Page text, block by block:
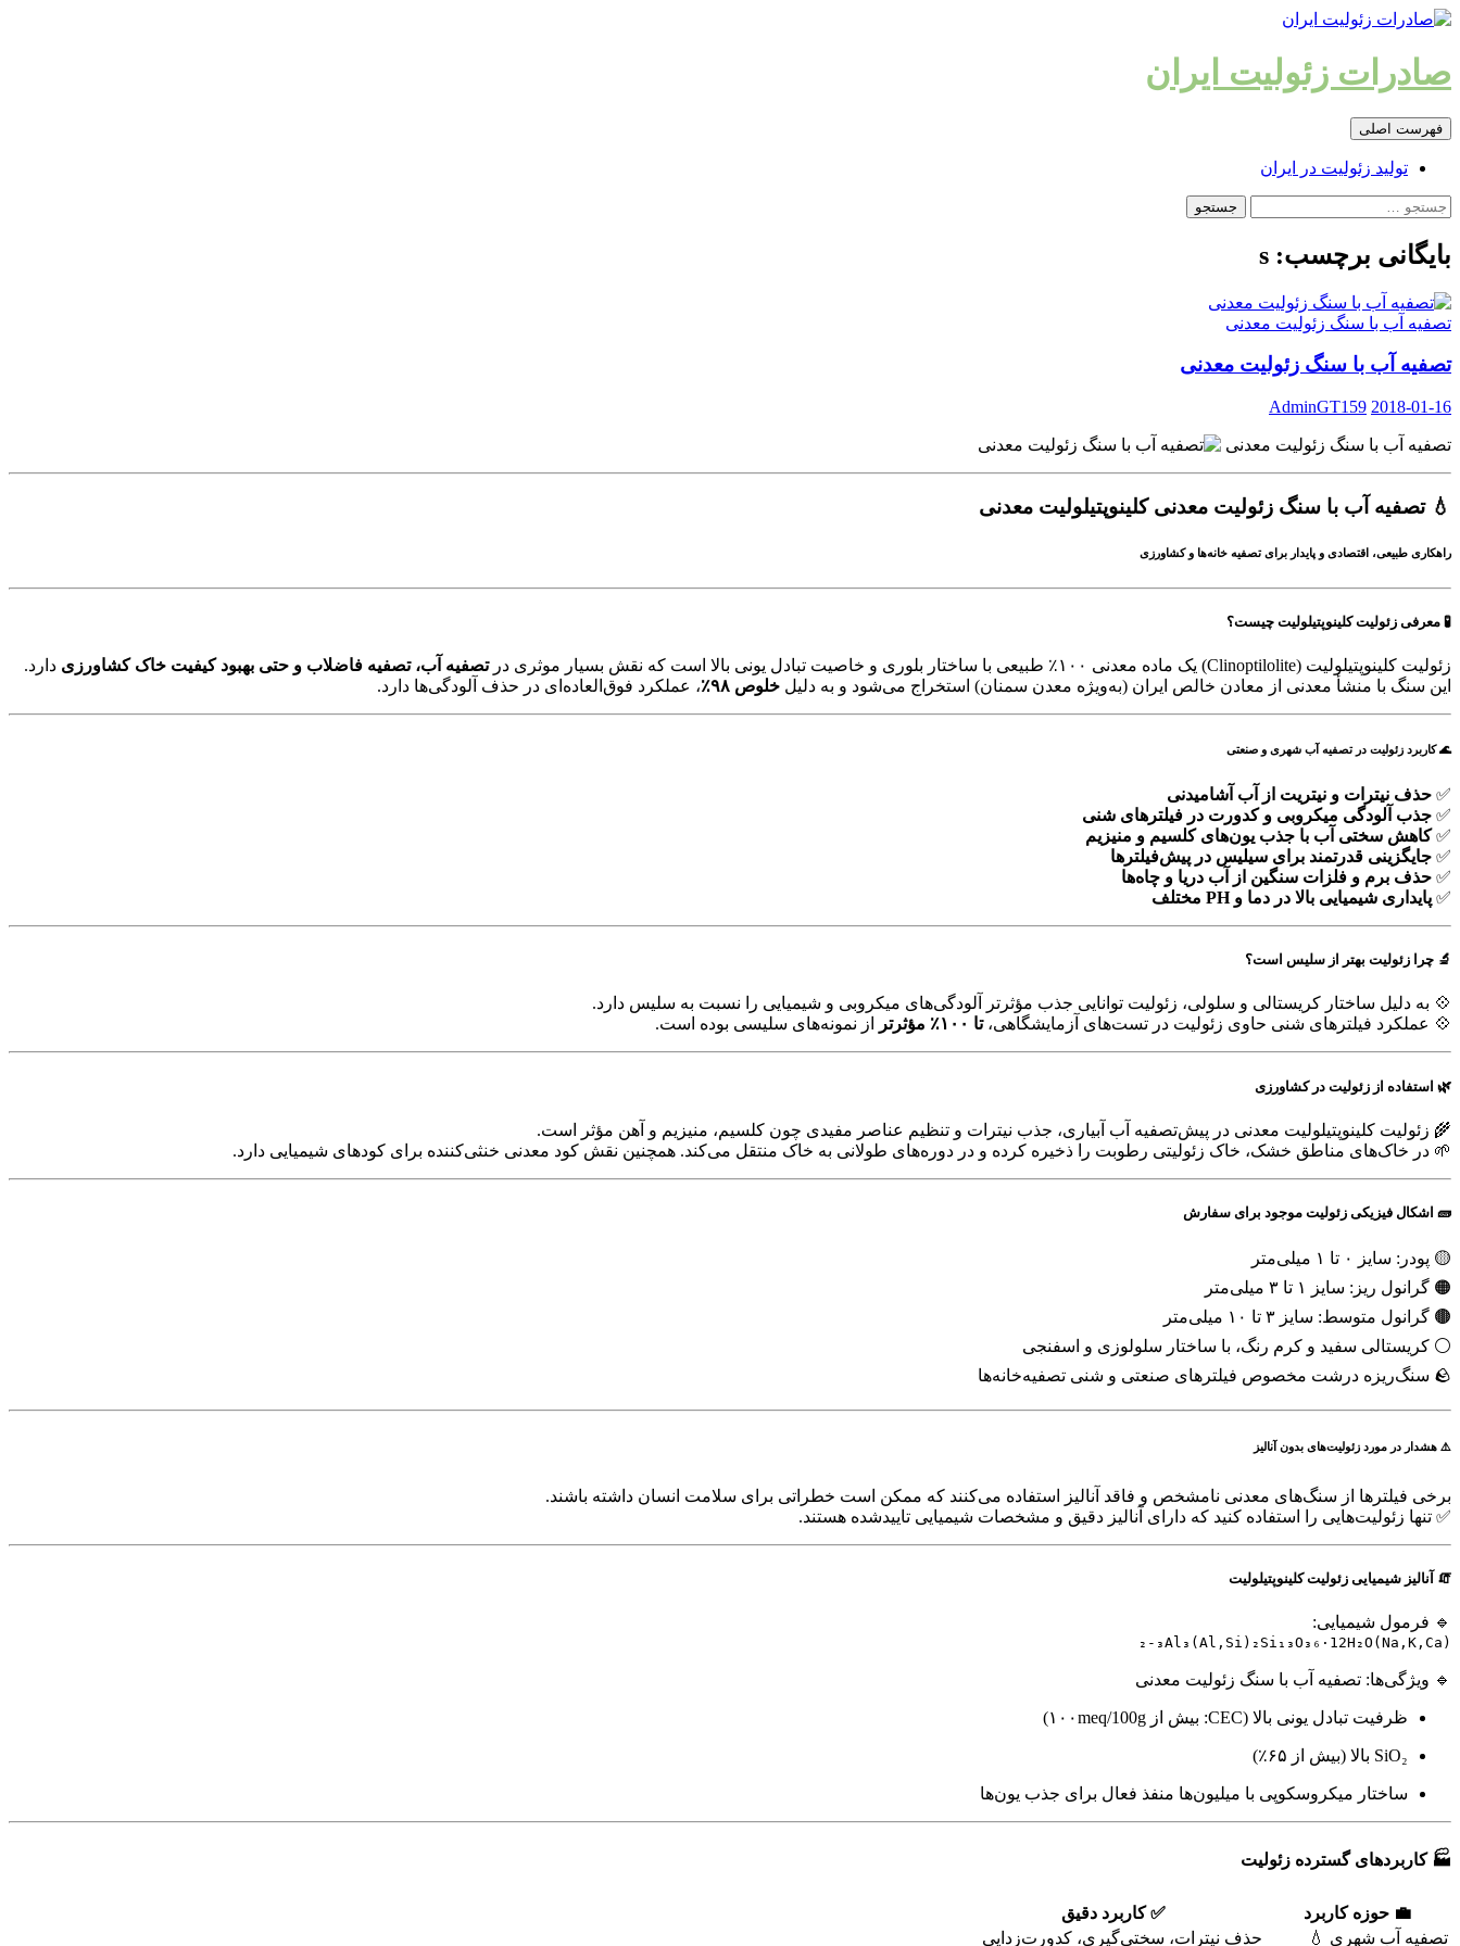
رفتن
نوشته‌ها
صادرات زئولیت ایران
جست‌وجو
فهرست اصلی
تولید زئولیت در ایران
جستجو
بایگانی برچسب: s
تصفیه آب با سنگ زئولیت معدنی
تصفیه آب با سنگ زئولیت معدنی
2018-01-16
AdminGT159
تصفیه آب با سنگ زئولیت معدنی
💧 تصفیه آب با سنگ زئولیت معدنی کلینوپتیلولیت معدنی
راهکاری طبیعی، اقتصادی و پایدار برای تصفیه خانه‌ها و کشاورزی
🧪 معرفی زئولیت کلینوپتیلولیت چیست؟
زئولیت کلینوپتیلولیت (Clinoptilolite) یک ماده معدنی ۱۰۰٪ طبیعی با ساختار بلوری و خاصیت تبادل یونی بالا است که نقش بسیار موثری در تصفیه آب، تصفیه فاضلاب و حتی بهبود کیفیت خاک کشاورزی دارد.
این سنگ با منشأ معدنی از معادن خالص ایران (به‌ویژه معدن سمنان) استخراج می‌شود و به دلیل خلوص ۹۸٪ ، عملکرد فوق‌العاده‌ای در حذف آلودگی‌ها دارد.
🌊 کاربرد زئولیت در تصفیه آب شهری و صنعتی
✅ حذف نیترات و نیتریت از آب آشامیدنی
✅ جذب آلودگی میکروبی و کدورت در فیلترهای شنی
✅کاهش سختی آب با جذب یون‌های کلسیم و منیزیم
✅ جایگزینی قدرتمند برای سیلیس در پیش‌فیلترها
✅ حذف برم و فلزات سنگین از آب دریا و چاه‌ها
✅ پایداری شیمیایی بالا در دما و PH مختلف
🔬 چرا زئولیت بهتر از سلیس است؟
💠 به دلیل ساختار کریستالی و سلولی، زئولیت توانایی جذب مؤثرتر آلودگی‌های میکروبی و شیمیایی را نسبت به سلیس دارد.
💠 عملکرد فیلترهای شنی حاوی زئولیت در تست‌های آزمایشگاهی،تا ۱۰۰٪ مؤثرتر از نمونه‌های سلیسی بوده است.
🌿 استفاده از زئولیت در کشاورزی
🌾 زئولیت کلینوپتیلولیت معدنی در پیش‌تصفیه آب آبیاری، جذب نیترات و تنظیم عناصر مفیدی چون کلسیم، منیزیم و آهن مؤثر است.
🌱 در خاک‌های مناطق خشک، خاک زئولیتی رطوبت را ذخیره کرده و در دوره‌های طولانی به خاک منتقل می‌کند. همچنین نقش کود معدنی خنثی‌کننده برای کودهای شیمیایی دارد.
🧱 اشکال فیزیکی زئولیت موجود برای سفارش
🟡 پودر: سایز ۰ تا ۱ میلی‌متر
🟠 گرانول ریز: سایز ۱ تا ۳ میلی‌متر
🟤 گرانول متوسط: سایز ۳ تا ۱۰ میلی‌متر
⚪ کریستالی سفید و کرم رنگ، با ساختار سلولوزی و اسفنجی
🪨 سنگ‌ریزه درشت مخصوص فیلترهای صنعتی و شنی تصفیه‌خانه‌ها
⚠️ هشدار در مورد زئولیت‌های بدون آنالیز
برخی فیلترها از سنگ‌های معدنی نامشخص و فاقد آنالیز استفاده می‌کنند که ممکن است خطراتی برای سلامت انسان داشته باشند.
✅ تنها زئولیت‌هایی را استفاده کنید که دارای آنالیز دقیق و مشخصات شیمیایی تاییدشده هستند.
🧯 آنالیز شیمیایی زئولیت کلینوپتیلولیت
🔹 فرمول شیمیایی:
(Na,K,Ca)₂-₃Al₃(Al,Si)₂Si₁₃O₃₆·12H₂O
🔹 ویژگی‌ها: تصفیه آب با سنگ زئولیت معدنی
ظرفیت تبادل یونی بالا (CEC: بیش از ۱۰۰meq/100g)
SiO₂ بالا (بیش از ۶۵٪)
ساختار میکروسکوپی با میلیون‌ها منفذ فعال برای جذب یون‌ها
🏭 کاربردهای گسترده زئولیت
💼 حوزه کاربرد ✅کاربرد دقیق
تصفیه آب شهری 💧
حذف نیترات، سختی‌گیری، کدورت‌زدایی